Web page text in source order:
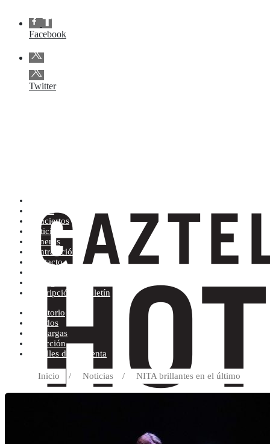
Facebook
Twitter
Tienda
Conciertos
Noticias
Géneros
Contratación
Contacto
Suscripción al boletín
Escritorio
Pedidos
Descargas
Dirección
Detalles de la cuenta
Inicio / Noticias / NITA brillantes en el último